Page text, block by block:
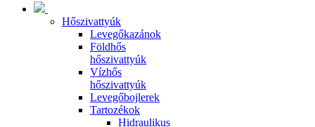
www.thermo.hu oldalt!
Hőszivattyúk
Levegőkazánok
Földhős
hőszivattyúk
Vízhős
hőszivattyúk
Levegőbojlerek
Tartozékok
Hidraulikus